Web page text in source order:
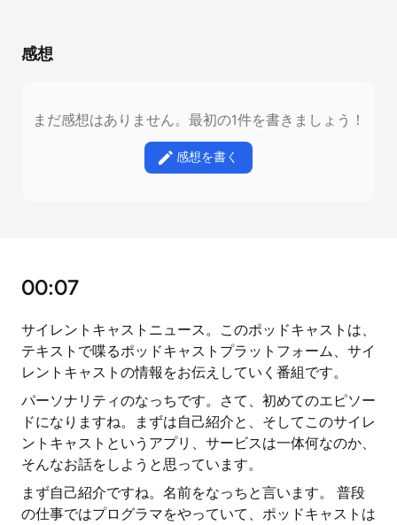
感想
まだ感想はありません。最初の1件を書きましょう！
感想を書く
00:07
サイレントキャストニュース。このポッドキャストは、
テキストで喋るポッドキャストプラットフォーム、サイ
レントキャストの情報をお伝えしていく番組です。
パーソナリティのなっちです。さて、初めてのエピソー
ドになりますね。まずは自己紹介と、そしてこのサイレ
ントキャストというアプリ、サービスは一体何なのか、
そんなお話をしようと思っています。
まず自己紹介ですね。名前をなっちと言います。 普段
の仕事ではプログラマをやっていて、ポッドキャストは